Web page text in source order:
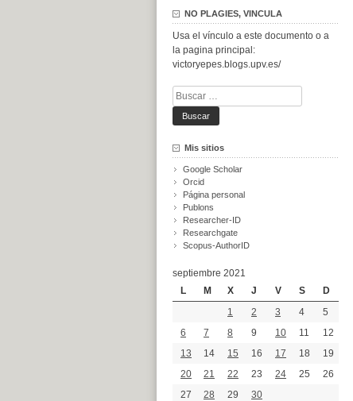
NO PLAGIES, VINCULA
Usa el vínculo a este documento o a
la pagina principal:
victoryepes.blogs.upv.es/
Buscar:
Mis sitios
Google Scholar
Orcid
Página personal
Publons
Researcher-ID
Researchgate
Scopus-AuthorID
septiembre 2021
L
M X J V S
D
1
2 3 4
5
6
7 8 9 10 11
12
13
14 15 16 17 18
19
20
21 22 23 24 25
26
27
28 29 30